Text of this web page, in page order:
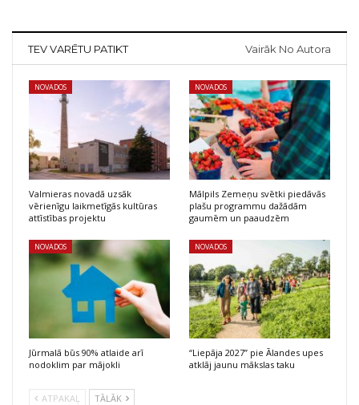
TEV VARĒTU PATIKT Vairāk No Autora
NOVADOS
Valmieras novadā uzsāk
vērienīgu laikmetīgās kultūras
attīstības projektu
NOVADOS
Mālpils Zemeņu svētki piedāvās
plašu programmu dažādām
gaumēm un paaudzēm
NOVADOS
Jūrmalā būs 90% atlaide arī
nodoklim par mājokli
NOVADOS
“Liepāja 2027” pie Ālandes upes
atklāj jaunu mākslas taku
ATPAKAĻ TĀLĀK